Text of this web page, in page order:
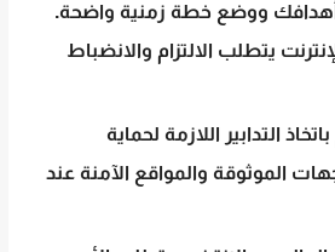
أهدافك ووضع خطة زمنية واضحة.
يتطلب الالتزام والانضباط
التدابير اللازمة لحماية
الموثوقة والمواقع الآمنة عند